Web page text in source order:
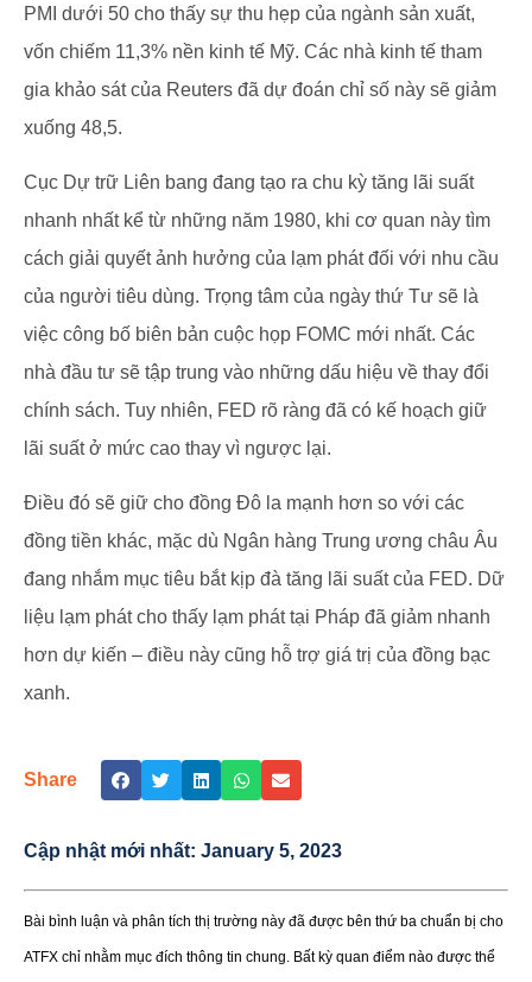
PMI dưới 50 cho thấy sự thu hẹp của ngành sản xuất,
vốn chiếm 11,3% nền kinh tế Mỹ. Các nhà kinh tế tham
gia khảo sát của Reuters đã dự đoán chỉ số này sẽ giảm
xuống 48,5.
Cục Dự trữ Liên bang đang tạo ra chu kỳ tăng lãi suất
nhanh nhất kể từ những năm 1980, khi cơ quan này tìm
cách giải quyết ảnh hưởng của lạm phát đối với nhu cầu
của người tiêu dùng. Trọng tâm của ngày thứ Tư sẽ là
việc công bố biên bản cuộc họp FOMC mới nhất. Các
nhà đầu tư sẽ tập trung vào những dấu hiệu về thay đổi
chính sách. Tuy nhiên, FED rõ ràng đã có kế hoạch giữ
lãi suất ở mức cao thay vì ngược lại.
Điều đó sẽ giữ cho đồng Đô la mạnh hơn so với các
đồng tiền khác, mặc dù Ngân hàng Trung ương châu Âu
đang nhắm mục tiêu bắt kịp đà tăng lãi suất của FED. Dữ
liệu lạm phát cho thấy lạm phát tại Pháp đã giảm nhanh
hơn dự kiến – điều này cũng hỗ trợ giá trị của đồng bạc
xanh.
Share
Cập nhật mới nhất: January 5, 2023
Bài bình luận và phân tích thị trường này đã được bên thứ ba chuẩn bị cho
ATFX chỉ nhằm mục đích thông tin chung. Bất kỳ quan điểm nào được thể